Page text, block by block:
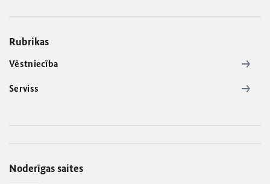
Rubrikas
Vēstniecība
Serviss
Noderīgas saites